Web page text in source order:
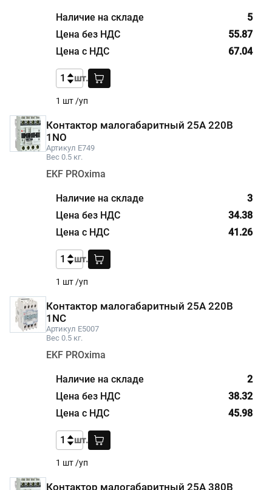
5
1 шт /уп
55.87
67.04
шт.
Контактор малогабаритный 25А 220В
1NO
Артикул E749
Вес 0.5 кг.
EKF PROxima
3
1 шт /уп
34.38
41.26
шт.
Контактор малогабаритный 25А 220В
1NC
Артикул E5007
Вес 0.5 кг.
EKF PROxima
2
1 шт /уп
38.32
45.98
шт.
Контактор малогабаритный 25А 380В